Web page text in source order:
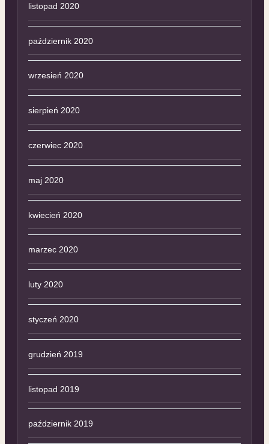
listopad 2020
październik 2020
wrzesień 2020
sierpień 2020
czerwiec 2020
maj 2020
kwiecień 2020
marzec 2020
luty 2020
styczeń 2020
grudzień 2019
listopad 2019
październik 2019